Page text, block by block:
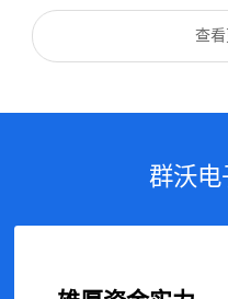
查
群沃电